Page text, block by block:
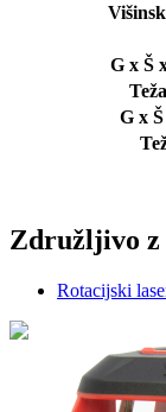
G x Š
G x
Združljivo z
Rotacijski